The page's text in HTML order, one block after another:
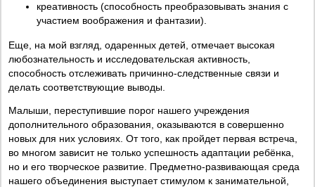
креативность (способность преобразовывать знания с
участием воображения и фантазии).
Еще, на мой взгляд, одаренных детей, отмечает высокая
любознательность и исследовательская активность,
способность отслеживать причинно-следственные связи и
делать соответствующие выводы.
Малыши, переступившие порог нашего учреждения
дополнительного образования, оказываются в совершенно
новых для них условиях. От того, как пройдет первая встреча,
во многом зависит не только успешность адаптации ребёнка,
но и его творческое развитие. Предметно-развивающая среда
нашего объединения выступает стимулом к занимательной,